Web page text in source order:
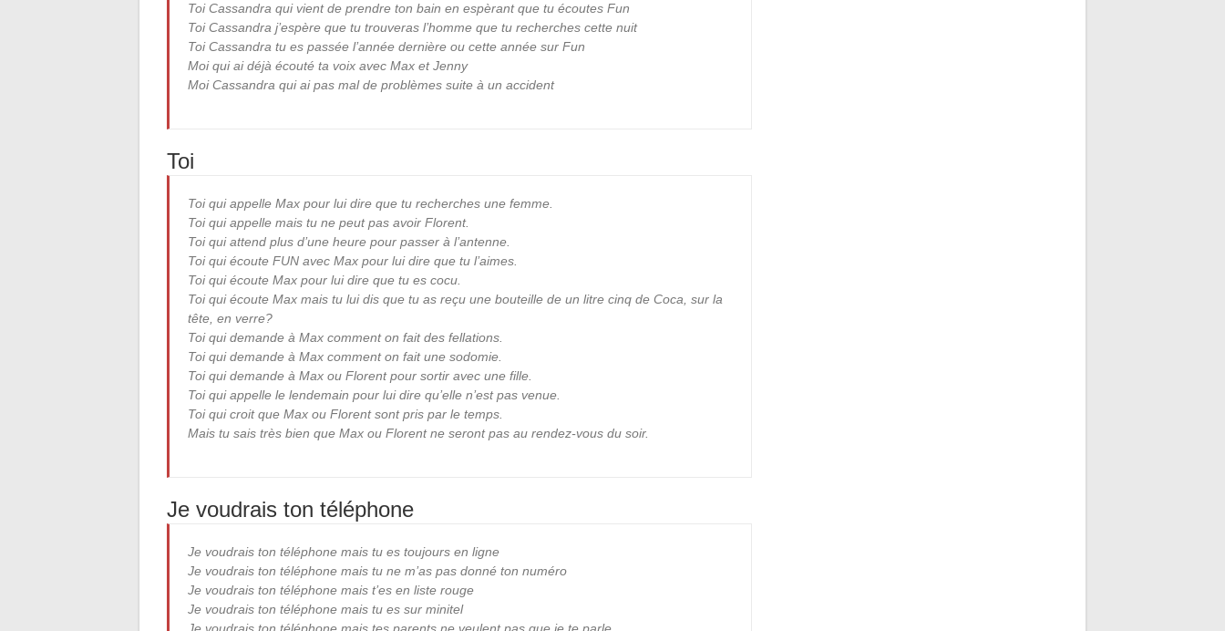
Toi Cassandra qui vient de prendre ton bain en espèrant que tu écoutes Fun
Toi Cassandra j’espère que tu trouveras l’homme que tu recherches cette nuit
Toi Cassandra tu es passée l’année dernière ou cette année sur Fun
Moi qui ai déjà écouté ta voix avec Max et Jenny
Moi Cassandra qui ai pas mal de problèmes suite à un accident
Toi
Toi qui appelle Max pour lui dire que tu recherches une femme.
Toi qui appelle mais tu ne peut pas avoir Florent.
Toi qui attend plus d’une heure pour passer à l’antenne.
Toi qui écoute FUN avec Max pour lui dire que tu l’aimes.
Toi qui écoute Max pour lui dire que tu es cocu.
Toi qui écoute Max mais tu lui dis que tu as reçu une bouteille de un litre cinq de Coca, sur la
tête, en verre?
Toi qui demande à Max comment on fait des fellations.
Toi qui demande à Max comment on fait une sodomie.
Toi qui demande à Max ou Florent pour sortir avec une fille.
Toi qui appelle le lendemain pour lui dire qu’elle n’est pas venue.
Toi qui croit que Max ou Florent sont pris par le temps.
Mais tu sais très bien que Max ou Florent ne seront pas au rendez-vous du soir.
Je voudrais ton téléphone
Je voudrais ton téléphone mais tu es toujours en ligne
Je voudrais ton téléphone mais tu ne m’as pas donné ton numéro
Je voudrais ton téléphone mais t’es en liste rouge
Je voudrais ton téléphone mais tu es sur minitel